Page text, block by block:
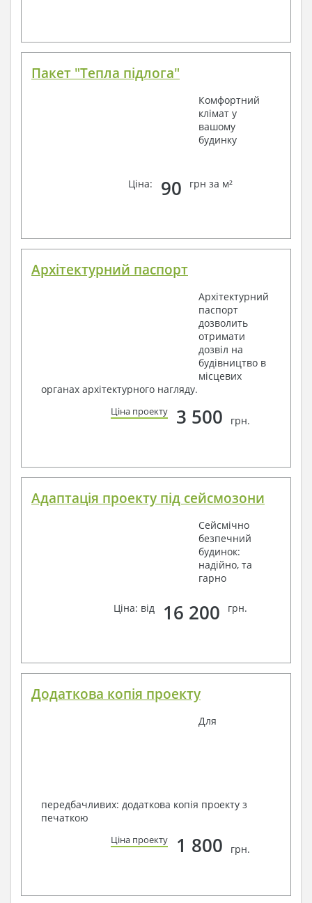
Пакет "Тепла підлога"
Комфортний
клімат у
вашому
будинку
Ціна: 90 грн за м²
Архітектурний паспорт
Архітектурний
паспорт
дозволить
отримати
дозвіл на
будівництво в
місцевих
органах архітектурного нагляду.
Ціна проекту 3 500 грн.
Адаптація проекту під сейсмозони
Сейсмічно
безпечний
будинок:
надійно, та
гарно
Ціна: від 16 200 грн.
Додаткова копія проекту
Для
передбачливих: додаткова копія проекту з
печаткою
Ціна проекту 1 800 грн.